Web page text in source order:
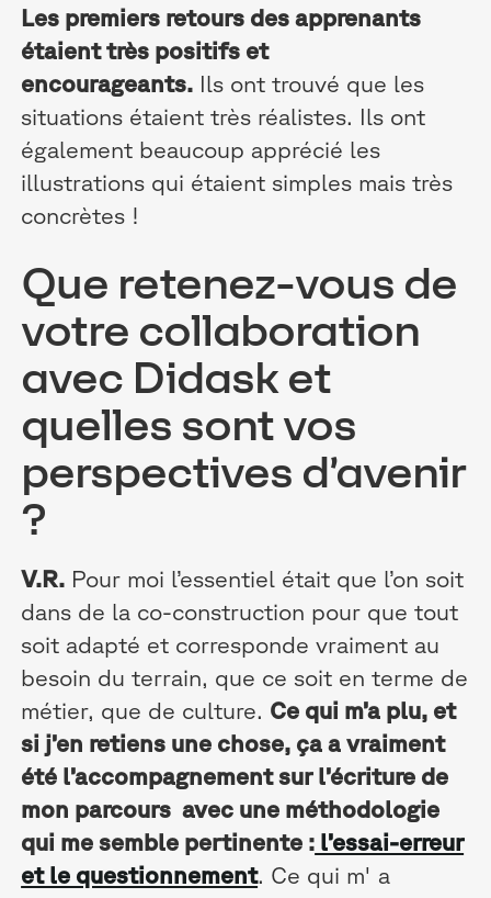
Les premiers retours des apprenants
étaient très positifs et
encourageants. Ils ont trouvé que les
situations étaient très réalistes. Ils ont
également beaucoup apprécié les
illustrations qui étaient simples mais très
concrètes !
Que retenez-vous de
votre collaboration
avec Didask et
quelles sont vos
perspectives d’avenir
?
V.R. Pour moi l’essentiel était que l’on soit
dans de la co-construction pour que tout
soit adapté et corresponde vraiment au
besoin du terrain, que ce soit en terme de
métier, que de culture. Ce qui m’a plu, et
si j’en retiens une chose, ça a vraiment
été l’accompagnement sur l’écriture de
mon parcours avec une méthodologie
qui me semble pertinente : l’essai-erreur
et le questionnement. Ce qui m' a